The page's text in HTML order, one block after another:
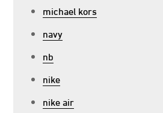
michael kors
navy
nb
nike
nike air